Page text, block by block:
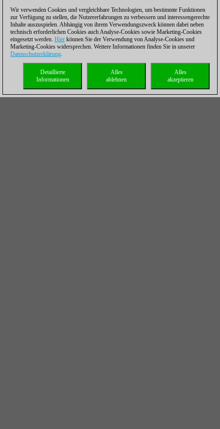
Wir verwenden Cookies und vergleichbare Technologien, um bestimmte Funktionen
zur Verfügung zu stellen, die Nutzererfahrungen zu verbessern und interessengerechte
Inhalte auszuspielen. Abhängig von ihrem Verwendungszweck können dabei neben
technisch erforderlichen Cookies auch Analyse-Cookies sowie Marketing-Cookies
eingesetzt werden. Hier können Sie der Verwendung von Analyse-Cookies und
Marketing-Cookies widersprechen. Weitere Informationen finden Sie in unserer
Datenschutzerklärung.
Alles
akzeptieren
Alles
ablehnen
Detaillierte
Informationen